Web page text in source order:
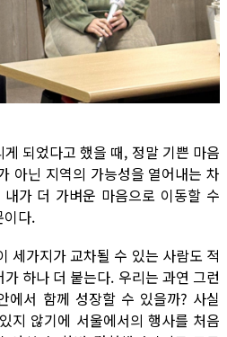
되었다고 했을 때, 정말 기쁜 마음
아닌 지역의 가능성을 열어내는 차
가 더 가벼운 마음으로 이동할 수
이다.
세가지가 교차될 수 있는 사람도 적
하나 더 붙는다. 우리는 과연 그런
에서 함께 성장할 수 있을까? 사실
지 않기에 서울에서의 행사를 처음